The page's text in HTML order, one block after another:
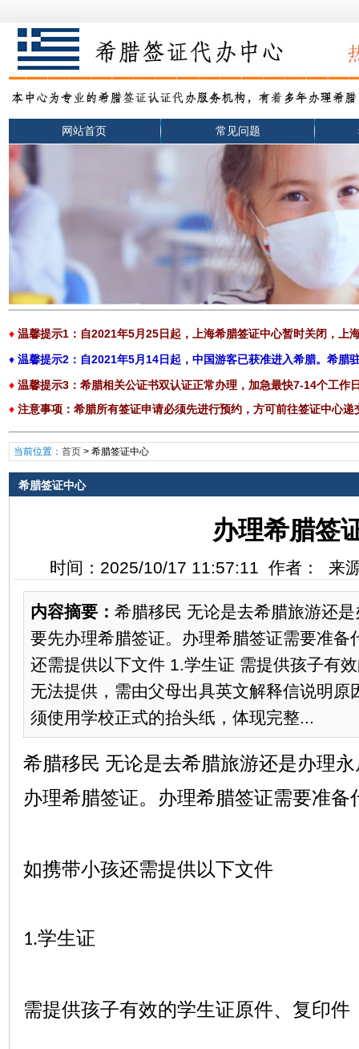
网站首页 常见问题
♦ 温馨提示1：自2021年5月25日起，上海希腊签证中心暂时关闭，上
♦ 温馨提示2：自2021年5月14日起，中国游客已获准进入希腊。希腊
♦ 温馨提示3： 希腊相关公证书双认证正常办理，加急最快7-14个工作
♦ 注意事项： 希腊所有签证申请必须先进行预约，方可前往签证中心
当前位置： 首页> 希腊签证中心
希腊签证中心
办理希腊签
时间：2025/10/17 11:57:11 作者： 来
内容摘要： 希腊移民 无论是去希腊旅游还
要先办理希腊签证。办理希腊签证需要准备
还需提供以下文件 1.学生证 需提供孩子有
无法提供，需由父母出具英文解释信说明原
须使用学校正式的抬头纸，体现完整...
希腊移民 无论是去希腊旅游还是办理
办理希腊签证。办理希腊签证需要准备
如携带小孩还需提供以下文件
1.学生证
需提供孩子有效的学生证原件、复印件